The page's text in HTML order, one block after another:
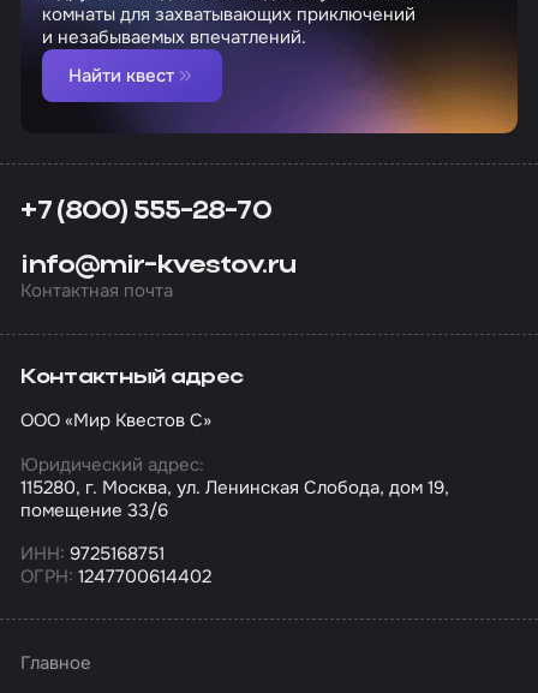
комнаты для захватывающих приключений
и незабываемых впечатлений.
Найти квест
+7 (800) 555-28-70
info@mir-kvestov.ru
Контактная почта
Контактный адрес
ООО «Мир Квестов С»
Юридический адрес:
115280, г. Москва, ул. Ленинская Слобода, дом 19,
помещение 33/6
ИНН: 9725168751
ОГРН: 1247700614402
Главное